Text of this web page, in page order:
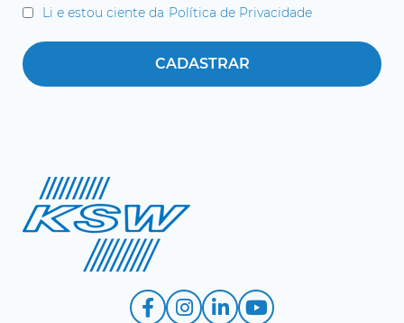
Li e estou ciente da Política de Privacidade